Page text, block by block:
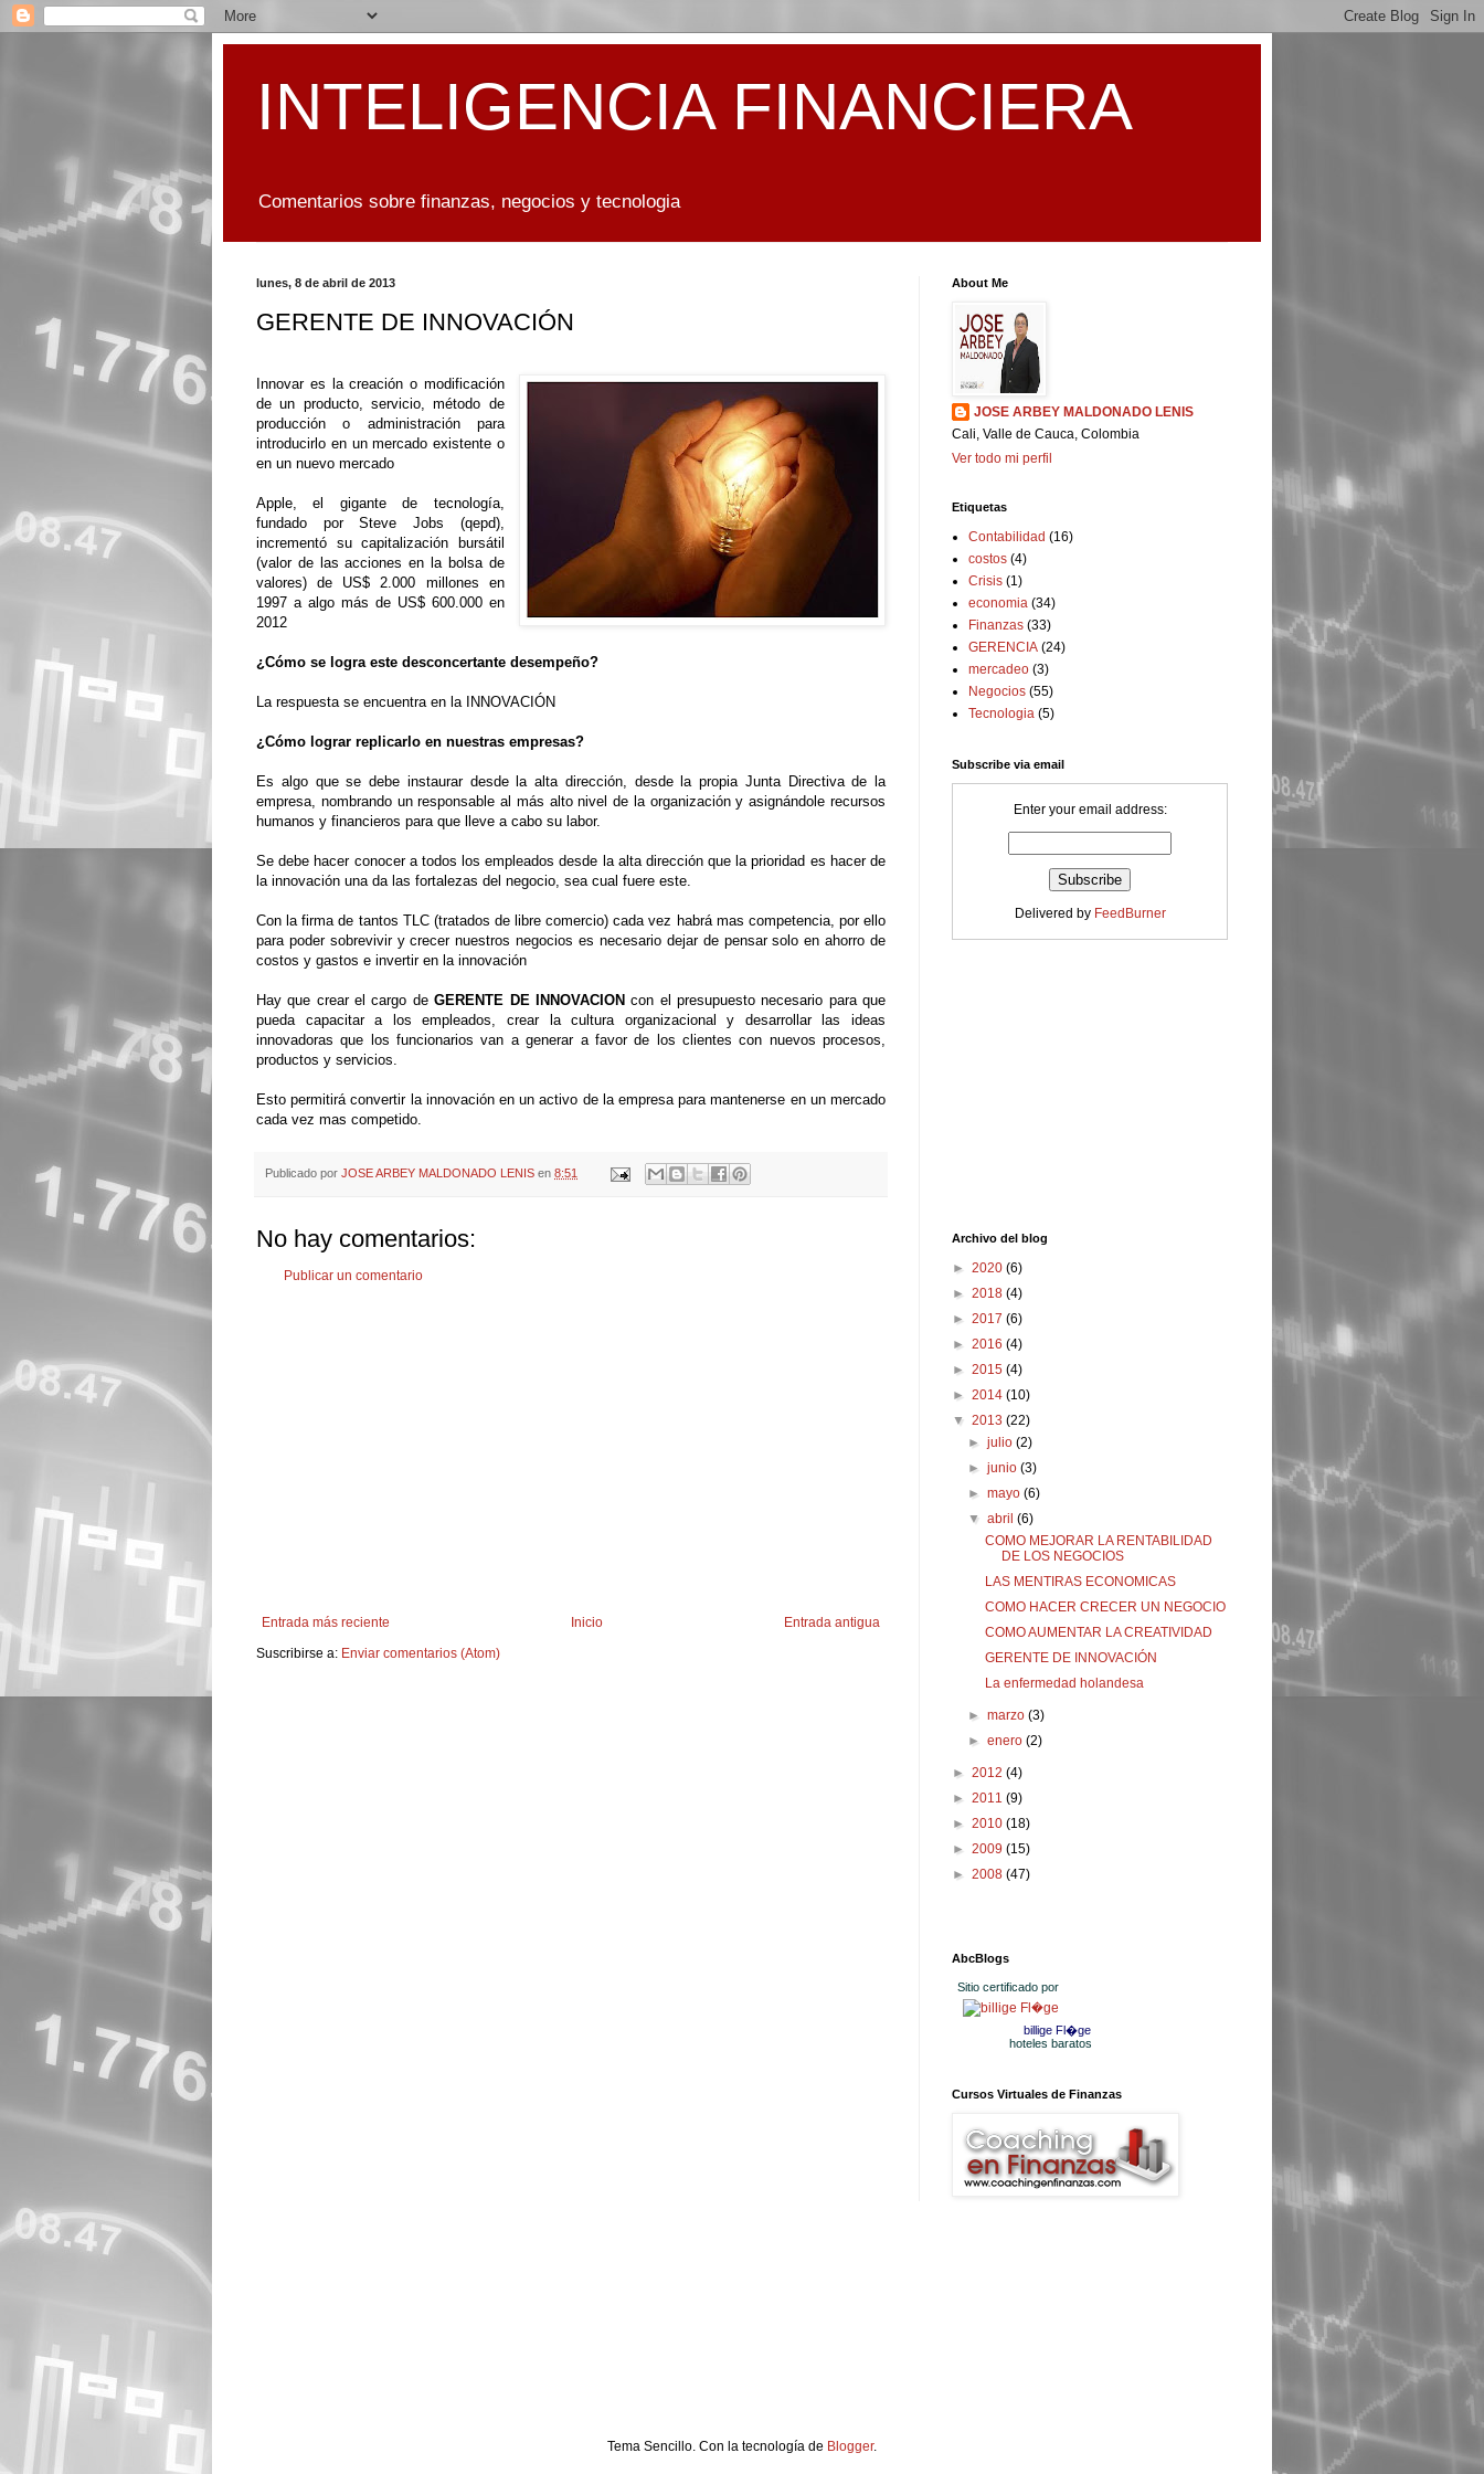
INTELIGENCIA FINANCIERA
Comentarios sobre finanzas, negocios y tecnologia
lunes, 8 de abril de 2013
GERENTE DE INNOVACIÓN
Innovar es la creación o modificación
de un producto, servicio, método de
producción o administración para
introducirlo en un mercado existente o
en un nuevo mercado
Apple, el gigante de tecnología,
fundado por Steve Jobs (qepd),
incrementó su capitalización bursátil
(valor de las acciones en la bolsa de
valores) de US$ 2.000 millones en
1997 a algo más de US$ 600.000 en
2012
¿Cómo se logra este desconcertante desempeño?
La respuesta se encuentra en la INNOVACIÓN
¿Cómo lograr replicarlo en nuestras empresas?
Es algo que se debe instaurar desde la alta dirección, desde la propia Junta Directiva de la
empresa, nombrando un responsable al más alto nivel de la organización y asignándole recursos
humanos y financieros para que lleve a cabo su labor.
Se debe hacer conocer a todos los empleados desde la alta dirección que la prioridad es hacer de
la innovación una da las fortalezas del negocio, sea cual fuere este.
Con la firma de tantos TLC (tratados de libre comercio) cada vez habrá mas competencia, por ello
para poder sobrevivir y crecer nuestros negocios es necesario dejar de pensar solo en ahorro de
costos y gastos e invertir en la innovación
Hay que crear el cargo deGERENTE DE INNOVACION con el presupuesto necesario para que
pueda capacitar a los empleados, crear la cultura organizacional y desarrollar las ideas
innovadoras que los funcionarios van a generar a favor de los clientes con nuevos procesos,
productos y servicios.
Esto permitirá convertir la innovación en un activo de la empresa para mantenerse en un mercado
cada vez mas competido.
Publicado por JOSE ARBEY MALDONADO LENIS en 8:51
No hay comentarios:
Publicar un comentario
Entrada más reciente Entrada antigua
Inicio
Suscribirse a: Enviar comentarios (Atom)
About Me
JOSE ARBEY MALDONADO LENIS
Cali, Valle de Cauca, Colombia
Ver todo mi perfil
Etiquetas
Contabilidad (16)
costos (4)
Crisis (1)
economia (34)
Finanzas (33)
GERENCIA (24)
mercadeo (3)
Negocios (55)
Tecnologia (5)
Subscribe via email
Enter your email address:
Delivered by FeedBurner
Archivo del blog
► 2020 (6)
► 2018 (4)
► 2017 (6)
► 2016 (4)
► 2015 (4)
► 2014 (10)
▼ 2013 (22)
►julio(2)
►junio(3)
►mayo(6)
▼abril(6)
COMO MEJORAR LA RENTABILIDAD
DE LOS NEGOCIOS
LAS MENTIRAS ECONOMICAS
COMO HACER CRECER UN NEGOCIO
COMO AUMENTAR LA CREATIVIDAD
GERENTE DE INNOVACIÓN
La enfermedad holandesa
►marzo(3)
►enero(2)
► 2012 (4)
► 2011 (9)
► 2010 (18)
► 2009 (15)
► 2008 (47)
AbcBlogs
Sitio certificado por
billige Fl�ge
hoteles baratos
Cursos Virtuales de Finanzas
Tema Sencillo. Con la tecnología de Blogger.